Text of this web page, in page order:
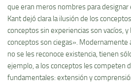
que eran meros nombres para designar
Kant dejó clara la ilusión de los
conceptos sin experiencias son vací­os, y
conceptos son ciegas».
no se les reconoce existencia, tienen
ejemplo, a los conceptos les competen
fundamentales: extensión y